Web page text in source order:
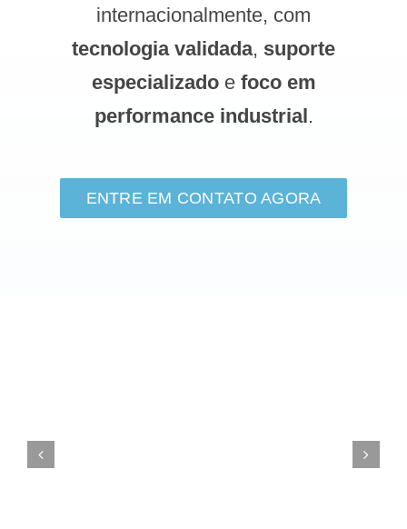
internacionalmente, com
tecnologia validada, suporte
especializadoe foco em
performance industrial.
ENTRE EM CONTATO AGORA